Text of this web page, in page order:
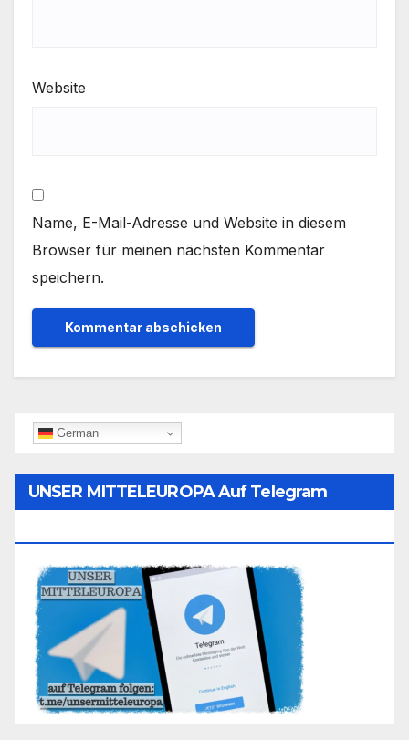
Website
Name, E-Mail-Adresse und Website in diesem
Browser für meinen nächsten Kommentar
speichern.
German
UNSER MITTELEUROPA Auf Telegram